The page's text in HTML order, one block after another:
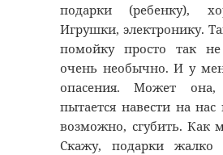
подарки (ребенку),
Игрушки, электронику.
помойку просто так
очень необычно. И у
опасения. Может она,
пытается навести на
возможно, сгубить. Как
Скажу, подарки жалко